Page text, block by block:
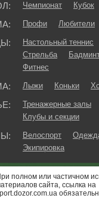
Чемпионат Кубок
Профи Любители
Настольный теннис
Стрельба
Фитнес
Лыжи Коньки
Тренажерные залы
Клубы и секции
Велоспорт
Экипировка
полном или частичном
сайта, ссылка на